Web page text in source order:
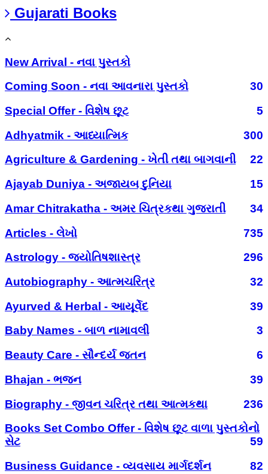
Gujarati Books
New Arrival - નવા પુસ્તકો
Coming Soon - નવા આવનારા પુસ્તકો
30
Special Offer - વિશેષ છૂટ
5
Adhyatmik - આધ્યાત્મિક
300
Agriculture & Gardening - ખેતી તથા બાગવાની
22
Ajayab Duniya - અજાયબ દુનિયા
15
Amar Chitrakatha - અમર ચિત્રકથા ગુજરાતી
34
Articles - લેખો
735
Astrology - જ્યોતિષશાસ્ત્ર
296
Autobiography - આત્મચરિત્ર
32
Ayurved & Herbal - આયૂર્વેદ
39
Baby Names - બાળ નામાવલી
3
Beauty Care - સૌન્દર્ય જતન
6
Bhajan - ભજન
39
Biography - જીવન ચરિત્ર તથા આત્મકથા
236
Books Set Combo Offer - વિશેષ છૂટ વાળા પુસ્તકોનો
સેટ
59
Business Guidance - વ્યવસાય માર્ગદર્શન
82